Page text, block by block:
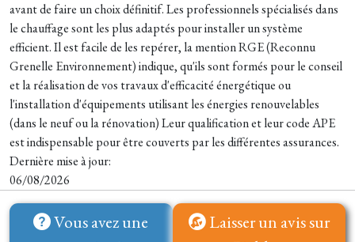
avant de faire un choix définitif. Les professionnels spécialisés dans
le chauffage sont les plus adaptés pour installer un système
efficient. Il est facile de les repérer, la mention RGE (Reconnu
Grenelle Environnement) indique, qu'ils sont formés pour le conseil
et la réalisation de vos travaux d'efficacité énergétique ou
l'installation d'équipements utilisant les énergies renouvelables
(dans le neuf ou la rénovation) Leur qualification et leur code APE
est indispensable pour être couverts par les différentes assurances.
Dernière mise à jour:
06/08/2026
Vous avez une
Laisser un avis sur